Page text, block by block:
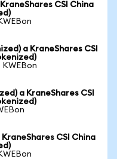
CSI China
a KraneShares CSI
a KraneShares CSI
CSI China